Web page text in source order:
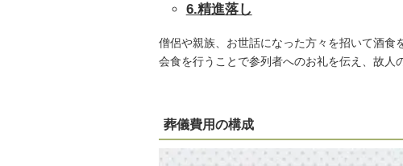
6.精進落し
僧侶や親族、お世話になった方々を招いて酒食
会食を行うことで参列者へのお礼を伝え、故人
葬儀費用の構成